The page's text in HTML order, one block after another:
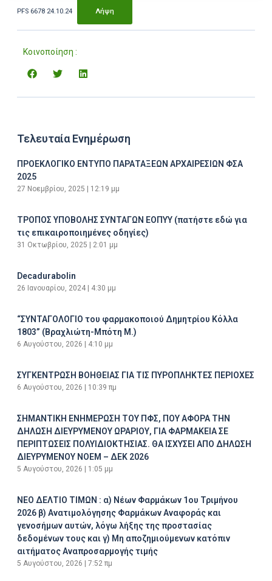
PFS 6678 24.10.24 Λήψη
Κοινοποίηση :
Τελευταία Ενημέρωση
ΠΡΟΕΚΛΟΓΙΚΟ ΕΝΤΥΠΟ ΠΑΡΑΤΑΞΕΩΝ ΑΡΧΑΙΡΕΣΙΩΝ ΦΣΑ
2025
27 Νοεμβρίου, 2025 12:19 μμ
ΤΡΟΠΟΣ ΥΠΟΒΟΛΗΣ ΣΥΝΤΑΓΩΝ ΕΟΠΥΥ (πατήστε εδώ για
τις επικαιροποιημένες οδηγίες)
31 Οκτωβρίου, 2025 2:01 μμ
Decadurabolin
26 Ιανουαρίου, 2024 4:30 μμ
“ΣΥΝΤΑΓΟΛΟΓΙΟ του φαρμακοποιού Δημητρίου Κόλλα
1803” (Βραχλιώτη-Μπότη Μ.)
6 Αυγούστου, 2026 4:10 μμ
ΣΥΓΚΕΝΤΡΩΣΗ ΒΟΗΘΕΙΑΣ ΓΙΑ ΤΙΣ ΠΥΡΟΠΛΗΚΤΕΣ ΠΕΡΙΟΧΕΣ
6 Αυγούστου, 2026 10:39 πμ
ΣΗΜΑΝΤΙΚΗ ΕΝΗΜΕΡΩΣΗ ΤΟΥ ΠΦΣ, ΠΟΥ ΑΦΟΡΑ ΤΗΝ
ΔΗΛΩΣΗ ΔΙΕΥΡΥΜΕΝΟΥ ΩΡΑΡΙΟΥ, ΓΙΑ ΦΑΡΜΑΚΕΙΑ ΣΕ
ΠΕΡΙΠΤΩΣΕΙΣ ΠΟΛΥΙΔΙΟΚΤΗΣΙΑΣ. ΘΑ ΙΣΧΥΣΕΙ ΑΠΟ ΔΗΛΩΣΗ
ΔΙΕΥΡΥΜΕΝΟΥ ΝΟΕΜ – ΔΕΚ 2026
5 Αυγούστου, 2026 1:05 μμ
ΝΕΟ ΔΕΛΤΙΟ ΤΙΜΩΝ : α) Νέων Φαρμάκων 1ου Τριμήνου
2026 β) Ανατιμολόγησης Φαρμάκων Αναφοράς και
γενοσήμων αυτών, λόγω λήξης της προστασίας
δεδομένων τους και γ) Μη αποζημιούμενων κατόπιν
αιτήματος Αναπροσαρμογής τιμής
5 Αυγούστου, 2026 7:52 πμ